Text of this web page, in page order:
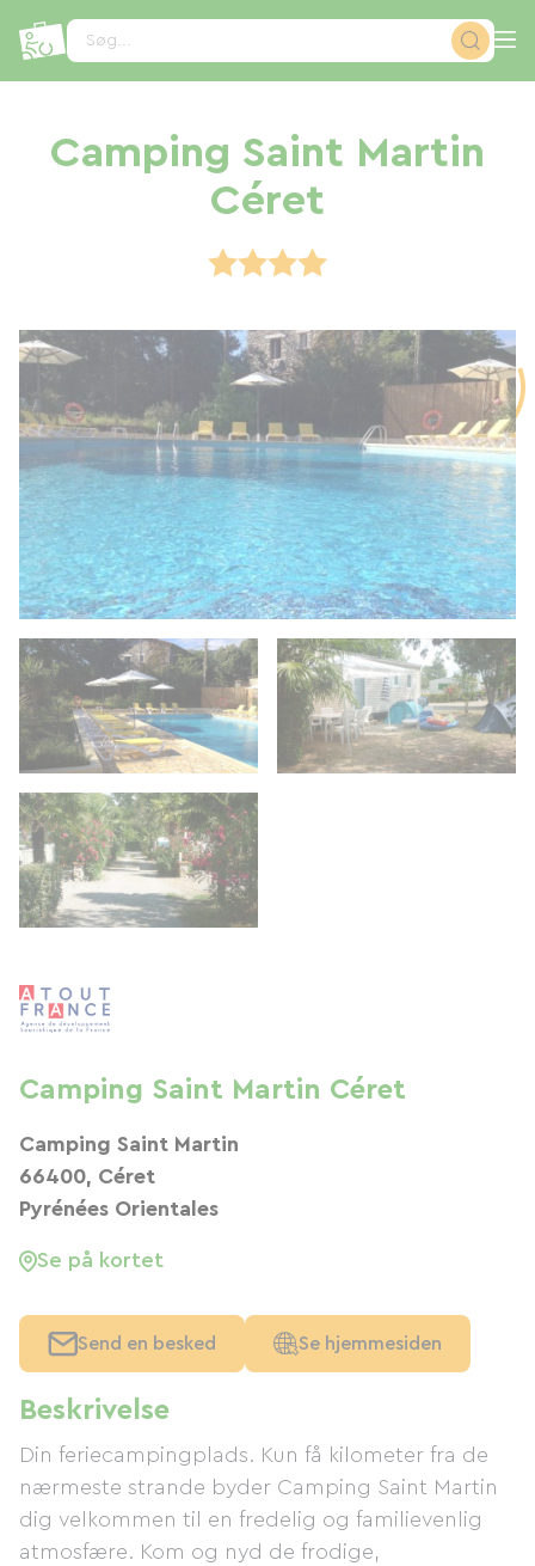
Søg...
Camping Saint Martin
Céret
Beskrivelse
Din feriecampingplads. Kun få kilometer fra de
nærmeste strande byder Camping Saint Martin
dig velkommen til en fredelig og familievenlig
atmosfære. Kom og nyd de frodige,
Camping Saint Martin Céret
Camping Saint Martin
66400, Céret
Pyrénées Orientales
Se på kortet
Send en besked Se hjemmesiden
CCookie-styringspanel